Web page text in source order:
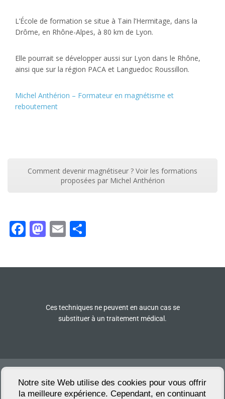
L’École de formation se situe à Tain l’Hermitage, dans la
Drôme, en Rhône-Alpes, à 80 km de Lyon.
Elle pourrait se développer aussi sur Lyon dans le Rhône,
ainsi que sur la région PACA et Languedoc Roussillon.
Michel Anthérion – Formateur en magnétisme et
reboutement
Comment devenir magnétiseur ? Voir les formations
proposées par Michel Anthérion
Facebook
Mastodon
Email
Ces techniques ne peuvent en aucun cas se
substituer à un traitement médical.
26600 Pont de l’Isère
Copyright © 2018 – Michel Antherion :
Notre site Web utilise des cookies pour vous offrir
la meilleure expérience. Cependant, en continuant